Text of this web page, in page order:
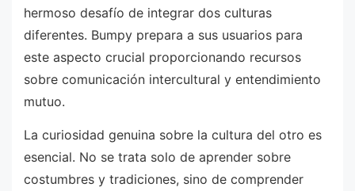
hermoso desafío de integrar dos culturas
diferentes. Bumpy prepara a sus usuarios para
este aspecto crucial proporcionando recursos
sobre comunicación intercultural y entendimiento
mutuo.
La curiosidad genuina sobre la cultura del otro es
esencial. No se trata solo de aprender sobre
costumbres y tradiciones, sino de comprender